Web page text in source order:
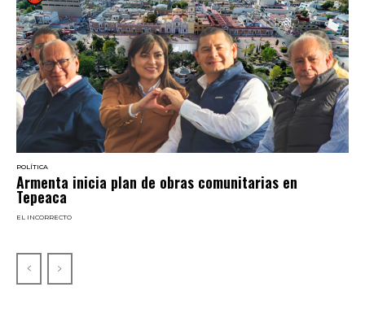
POLÍTICA
Armenta inicia plan de obras comunitarias en
Tepeaca
EL INCORRECTO